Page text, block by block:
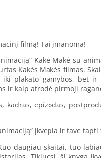
filmą! Tai įmanoma!
Kakė Makė su
Kakės Makės filmas.
plakato gamybos, bet
ir kaip atrodė pirmoji
kadras, epizodas,
įkvepia ir tave
daugiau skaitai, tuo